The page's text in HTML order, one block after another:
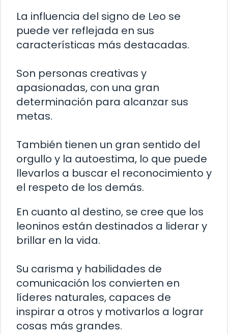
La influencia del signo de Leo se
puede ver reflejada en sus
características más destacadas.
Son personas creativas y
apasionadas, con una gran
determinación para alcanzar sus
metas.
También tienen un gran sentido del
orgullo y la autoestima, lo que puede
llevarlos a buscar el reconocimiento y
el respeto de los demás.
En cuanto al destino, se cree que los
leoninos están destinados a liderar y
brillar en la vida.
Su carisma y habilidades de
comunicación los convierten en
líderes naturales, capaces de
inspirar a otros y motivarlos a lograr
cosas más grandes.